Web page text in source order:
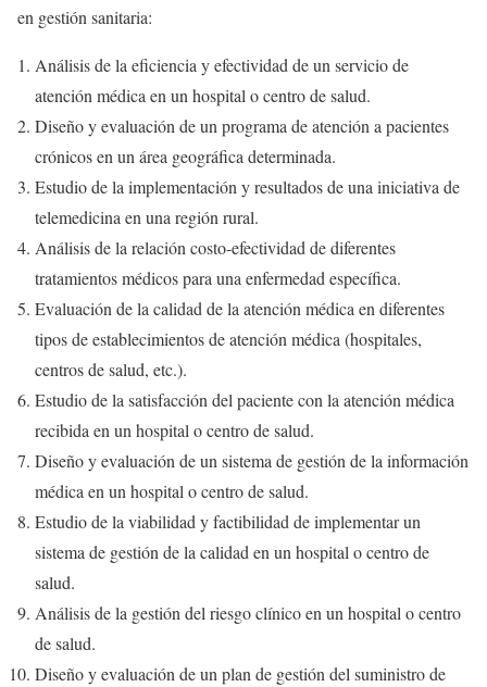
en gestión sanitaria:
Análisis de la eficiencia y efectividad de un servicio de
atención médica en un hospital o centro de salud.
Diseño y evaluación de un programa de atención a pacientes
crónicos en un área geográfica determinada.
Estudio de la implementación y resultados de una iniciativa de
telemedicina en una región rural.
Análisis de la relación costo-efectividad de diferentes
tratamientos médicos para una enfermedad específica.
Evaluación de la calidad de la atención médica en diferentes
tipos de establecimientos de atención médica (hospitales,
centros de salud, etc.).
Estudio de la satisfacción del paciente con la atención médica
recibida en un hospital o centro de salud.
Diseño y evaluación de un sistema de gestión de la información
médica en un hospital o centro de salud.
Estudio de la viabilidad y factibilidad de implementar un
sistema de gestión de la calidad en un hospital o centro de
salud.
Análisis de la gestión del riesgo clínico en un hospital o centro
de salud.
Diseño y evaluación de un plan de gestión del suministro de